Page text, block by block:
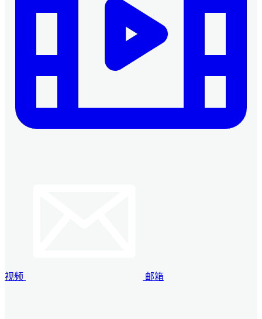
视频 邮箱